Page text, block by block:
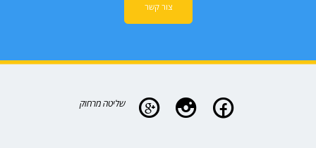
צור קשר
שליטה מרחוק